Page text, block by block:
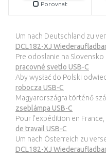
Porovnat
Um nach Deutschland zu
DCL182-XJ
Pre odoslanie na Slovensko
pracovné svetlo USB-C
Aby wysłać do Polski
robocza USB-C
Magyarországra történő
zseblámpa USB-C
Pour l’expédition en
de travail USB-C
Um nach Österreich zu
DCL182-XJ